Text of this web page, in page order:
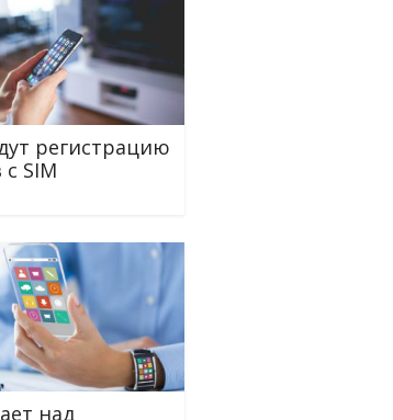
регистрацию
SIM
над